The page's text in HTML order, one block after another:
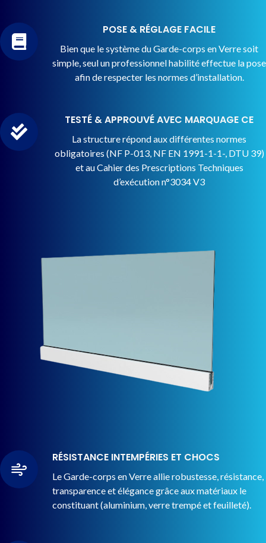
POSE & RÉGLAGE FACILE
Bien que le système du Garde-corps en Verre soit
simple, seul un professionnel habilité effectue la pose
afin de respecter les normes d’installation.
TESTÉ & APPROUVÉ AVEC MARQUAGE CE
La structure répond aux différentes normes
obligatoires (NF P-013, NF EN 1991-1-1-, DTU 39)
et au Cahier des Prescriptions Techniques
d’exécution n°3034 V3
RÉSISTANCE INTEMPÉRIES ET CHOCS
Le Garde-corps en Verre allie robustesse, résistance,
transparence et élégance grâce aux matériaux le
constituant (aluminium, verre trempé et feuilleté).